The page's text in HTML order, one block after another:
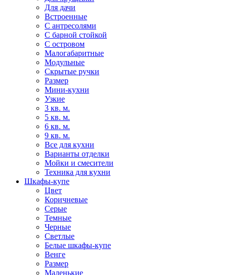
Для дачи
Встроенные
С антресолями
С барной стойкой
С островом
Малогабаритные
Модульные
Скрытые ручки
Размер
Мини-кухни
Узкие
3 кв. м.
5 кв. м.
6 кв. м.
9 кв. м.
Все для кухни
Варианты отделки
Мойки и смесители
Техника для кухни
Шкафы-купе
Цвет
Коричневые
Серые
Темные
Черные
Светлые
Белые шкафы-купе
Венге
Размер
Маленькие